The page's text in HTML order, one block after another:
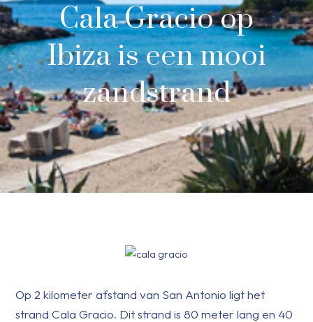
Cala Gracio op
Ibiza is een mooi
zandstrand
Op 2 kilometer afstand van San Antonio ligt het
strand Cala Gracio. Dit strand is 80 meter lang en 40